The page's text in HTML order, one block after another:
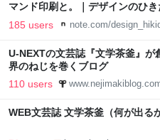
マンド印刷と。｜デザインのひ
185 users note.com/
U-NEXTの文芸誌『文学茶釜』
界のねじを巻くブログ
110 users
WEB文芸誌 文学茶釜（何が出る